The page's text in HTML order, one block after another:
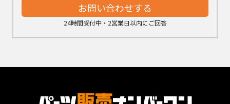
お問い合わせする
24時間受付中・2営業日以内にご回答